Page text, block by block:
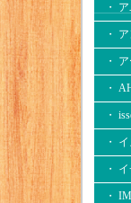
・
・
・
・
・
・
・
・